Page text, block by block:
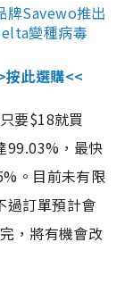
牌Savewo推出
變種病毒
按此選購<<
要$18就買
99.03%，最快
。目前未有限
過訂單預計會
，將有機會改